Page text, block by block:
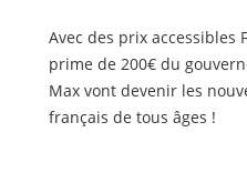
Avec des prix accessibles
prime de 200€ du
Max vont devenir les
français de tous âges !